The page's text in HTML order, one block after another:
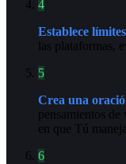
4
Establece
las plataformas,
5
Crea una
pensamientos
en que Tú
6